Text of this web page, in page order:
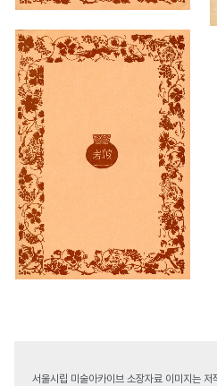
서울시립 미술아카이브 소장자료 이미지는